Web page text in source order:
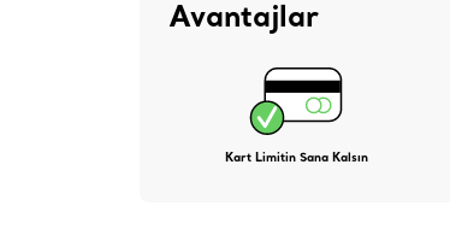
Avantajlar
Kart Limitin Sana Kalsın